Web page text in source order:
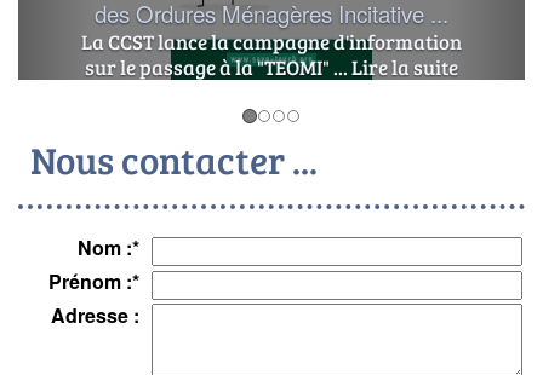
projet a été validé par
le conseil municipal...
Lire la suite
Nous contacter ...
Nom :*
Prénom :*
Adresse :